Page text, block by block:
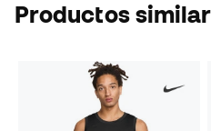
Productos